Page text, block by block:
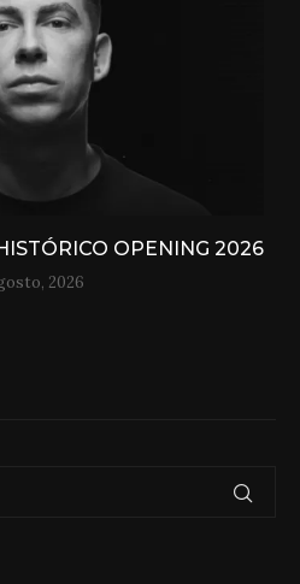
OPENING 2026
2026